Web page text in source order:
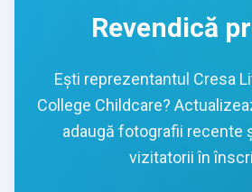
Revendică
Ești reprezentantul Cresa
College Childcare?
adaugă fotografii recente
vizitatorii în